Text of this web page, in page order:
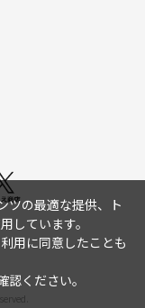
ツの最適な提供、ト
しています。
用に同意したことも
認ください。